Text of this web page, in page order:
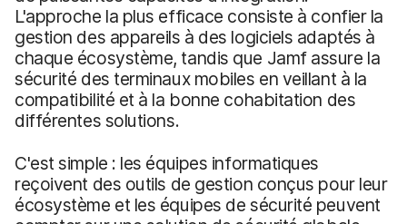
L'approche la plus efficace consiste à confier la
gestion des appareils à des logiciels adaptés à
chaque écosystème, tandis que Jamf assure la
sécurité des terminaux mobiles en veillant à la
compatibilité et à la bonne cohabitation des
différentes solutions.
C'est simple : les équipes informatiques
reçoivent des outils de gestion conçus pour leur
écosystème et les équipes de sécurité peuvent